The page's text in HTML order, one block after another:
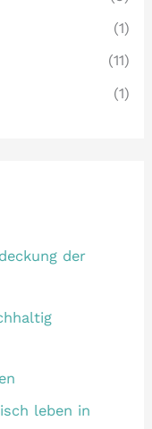
(1)
(11)
(1)
der
leben in